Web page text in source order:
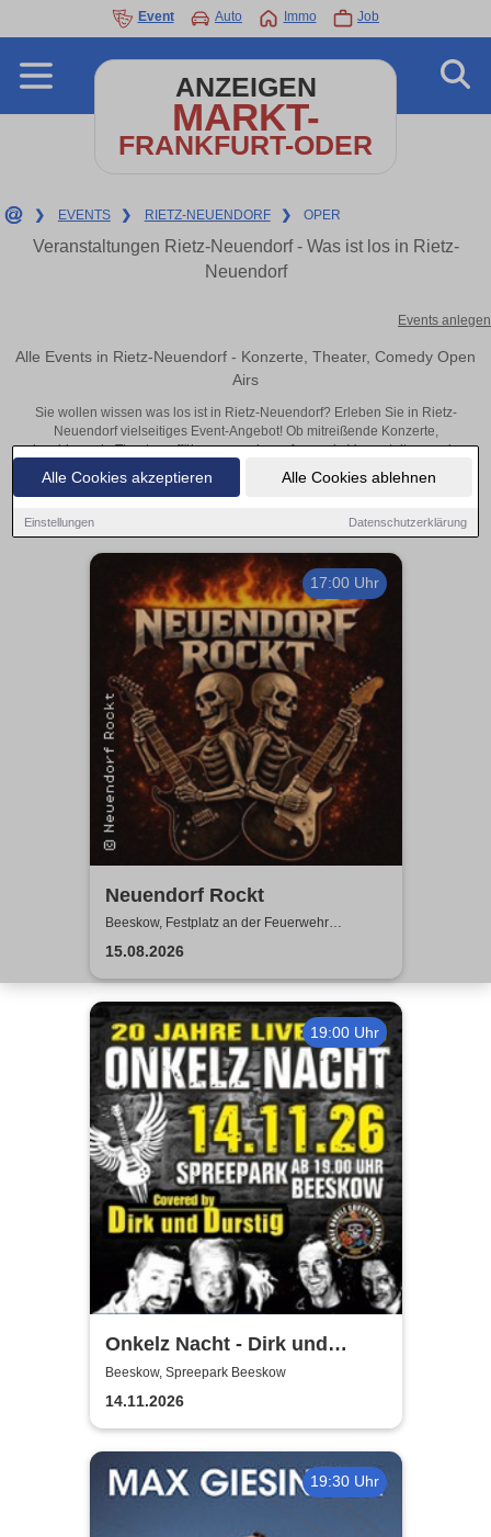
Alle Cookies akzeptieren Alle Cookies ablehnen
Einstellungen Datenschutzerklärung
Event Auto Immo Job
ANZEIGEN
MARKT-
FRANKFURT-ODER
❯ EVENTS ❯ RIETZ-NEUENDORF ❯ OPER
Veranstaltungen Rietz-Neuendorf - Was ist los in Rietz-
Neuendorf
Events anlegen
Alle Events in Rietz-Neuendorf - Konzerte, Theater, Comedy Open
Airs
Sie wollen wissen was los ist in Rietz-Neuendorf? Erleben Sie in Rietz-
Neuendorf vielseitiges Event-Angebot! Ob mitreißende Konzerte,
inspirierende Theateraufführungen oder aufregende Veranstaltungen in
Rietz-Neuendorf – hier finden alles im Überblick und Tickets.
17:00 Uhr
Neuendorf Rockt
Beeskow, Festplatz an der Feuerwehr
Neuendorf
15.08.2026
19:00 Uhr
Onkelz Nacht - Dirk und
Durstig |20 Jahre Live Tour
Beeskow, Spreepark Beeskow
14.11.2026
19:30 Uhr